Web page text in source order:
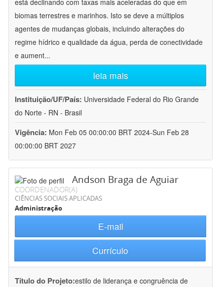
está declinando com taxas mais aceleradas do que em
biomas terrestres e marinhos. Isto se deve a múltiplos
agentes de mudanças globais, incluindo alterações do
regime hídrico e qualidade da água, perda de conectividade
e aument...
leia mais
Instituição/UF/País: Universidade Federal do Rio Grande
do Norte - RN - Brasil
Vigência: Mon Feb 05 00:00:00 BRT 2024-Sun Feb 28
00:00:00 BRT 2027
Andson Braga de Aguiar
COORDENADOR(A)
CIÊNCIAS SOCIAIS APLICADAS
Administração
E-mail
Currículo
Título do Projeto:estilo de liderança e congruência de